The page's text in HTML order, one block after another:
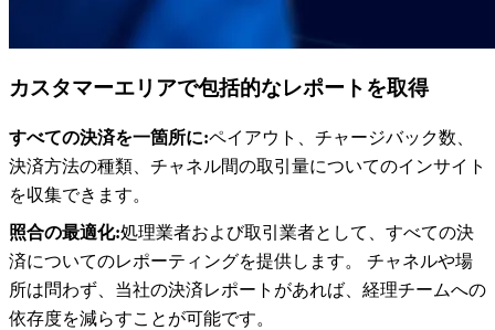
カスタマーエリアで包括的なレポートを取得
すべての決済を一箇所に:ペイアウト、チャージバック数、
決済方法の種類、チャネル間の取引量についてのインサイト
を収集できます。
照合の最適化:処理業者および取引業者として、すべての決
済についてのレポーティングを提供します。 チャネルや場
所は問わず、当社の決済レポートがあれば、経理チームへの
依存度を減らすことが可能です。